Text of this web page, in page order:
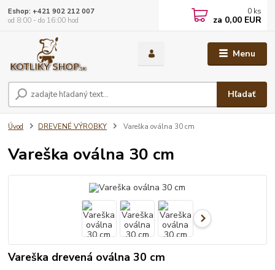
Menu
Hľadať
Eshop: +421 902 212 007
od 8:00 - do 16:00 hod
0 ks
za 0,00 EUR
Úvod DREVENÉ VÝROBKY Vareška oválna 30 cm
Vareška oválna 30 cm
Vareška drevená oválna 30 cm